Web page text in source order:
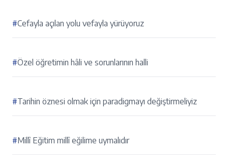
#Cefayla açılan yolu vefayla yürüyoruz
#Özel öğretimin hâli ve sorunlarının halli
#Tarihin öznesi olmak için paradigmayı değiştirmeliyiz
#Millî Eğitim millî eğilime uymalıdır